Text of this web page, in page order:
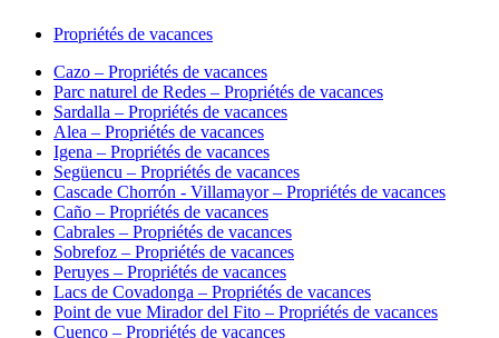
Propriétés de vacances
Cazo – Propriétés de vacances
Parc naturel de Redes – Propriétés de vacances
Sardalla – Propriétés de vacances
Alea – Propriétés de vacances
Igena – Propriétés de vacances
Següencu – Propriétés de vacances
Cascade Chorrón - Villamayor – Propriétés de vacances
Caño – Propriétés de vacances
Cabrales – Propriétés de vacances
Sobrefoz – Propriétés de vacances
Peruyes – Propriétés de vacances
Lacs de Covadonga – Propriétés de vacances
Point de vue Mirador del Fito – Propriétés de vacances
Cuenco – Propriétés de vacances